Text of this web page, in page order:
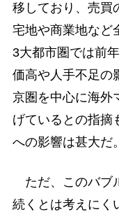
移しており、売買
宅地や商業地など
3大都市圏では前
価高や人手不足の
京圏を中心に海外
げているとの指摘
への影響は甚大だ。
ただ、このバブ
続くとは考えにく